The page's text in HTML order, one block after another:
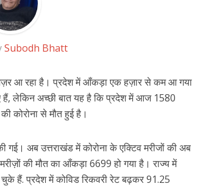
Subodh Bhatt
आ रहा है। प्रदेश में आँकड़ा एक हज़ार से कम आ गया
लेकिन अच्छी बात यह है कि प्रदेश में आज 1580
कोरोना से मौत हुई है।
अब उत्तराखंड में कोरोना के एक्टिव मरीजों की अब
की मौत का आँकड़ा 6699 हो गया है। राज्य में
हैं. प्रदेश में कोविड रिकवरी रेट बढ़कर 91.25